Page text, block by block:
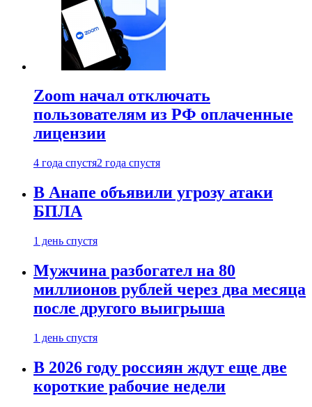
Zoom начал отключать
пользователям из РФ оплаченные
лицензии
4 года спустя2 года спустя
В Анапе объявили угрозу атаки
БПЛА
1 день спустя
Мужчина разбогател на 80
миллионов рублей через два месяца
после другого выигрыша
1 день спустя
В 2026 году россиян ждут еще две
короткие рабочие недели